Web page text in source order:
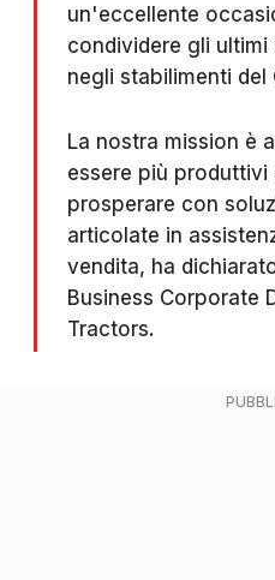
un'eccellente
condividere gli
negli stabilimenti del
La nostra mission è
essere più produttivi
prosperare con
articolate in
vendita, ha
Business Corporate
Tractors.